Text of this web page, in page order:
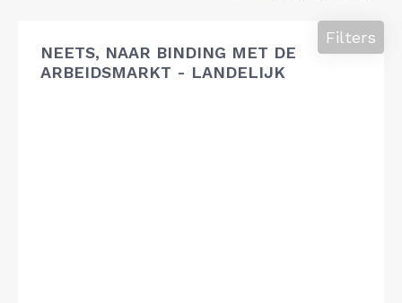
NEETS, NAAR BINDING MET DE
ARBEIDSMARKT - LANDELIJK
Filters